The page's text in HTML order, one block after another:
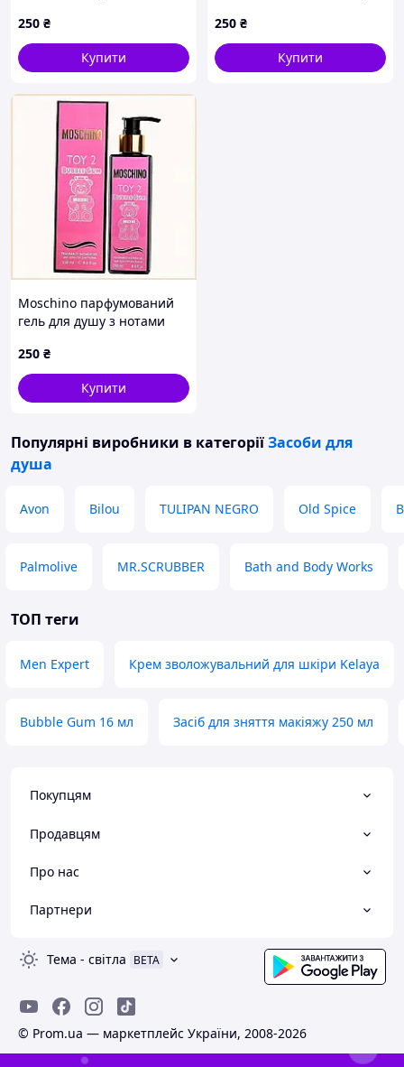
250 ₴
Купити
250 ₴
Купити
Moschino парфумований
гель для душу з нотами
X87310E87
250 ₴
Купити
Популярні виробники в категоріїЗасоби для
душа
Avon Bilou TULIPAN NEGRO Old Spice
Palmolive MR.SCRUBBER Bath and Body Works
ТОП теги
Men Expert Крем зволожувальний для шкіри Kelaya
Bubble Gum 16 мл Засіб для зняття макіяжу 250 мл
Покупцям
Продавцям
Про нас
Партнери
Тема - світла BETA
© Prom.ua — маркетплейс України, 2008-2026